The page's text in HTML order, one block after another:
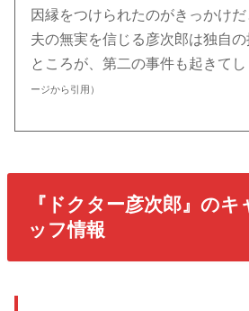
因縁をつけられたのがきっかけ
夫の無実を信じる彦次郎は独自の
ところが、第二の事件も起きて
ージから引用）
『ドクター彦次郎』の
ッフ情報